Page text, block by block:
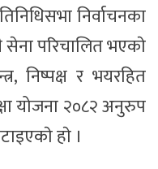
निर्वाचनका
परिचालित भएकाे
निष्पक्ष र भयरहित
योजना २०८२ अनुरुप
हाे ।